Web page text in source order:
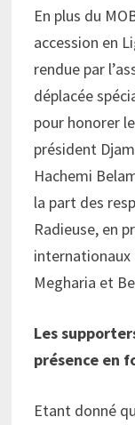
En plus du
accession en
rendue par
déplacée
pour honorer
président
Hachemi
la part des
Radieuse, en
internationaux
Megharia et
Les
présence en
Etant donné